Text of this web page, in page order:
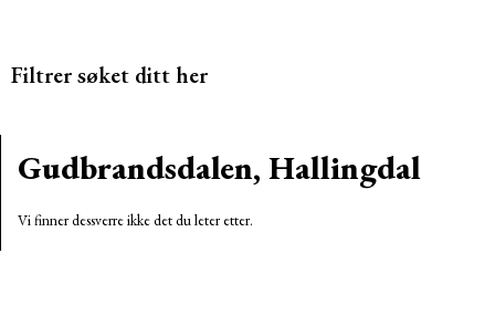
Filtrer søket ditt her
Gudbrandsdalen, Hallingdal
Vi finner dessverre ikke det du leter etter.